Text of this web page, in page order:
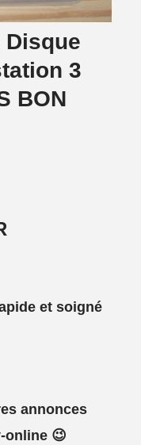
Disque
3
BON
et soigné
annonces
online 😉